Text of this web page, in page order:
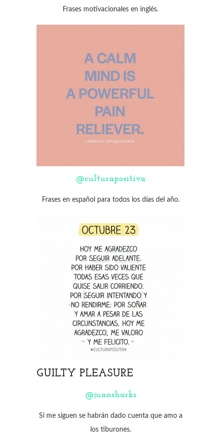
Frases motivacionales en inglés.
@culturapositiva
Frases en español para todos los días del año.
GUILTY PLEASURE
@juansharks
Si me siguen se habrán dado cuenta que amo a
los tiburones.